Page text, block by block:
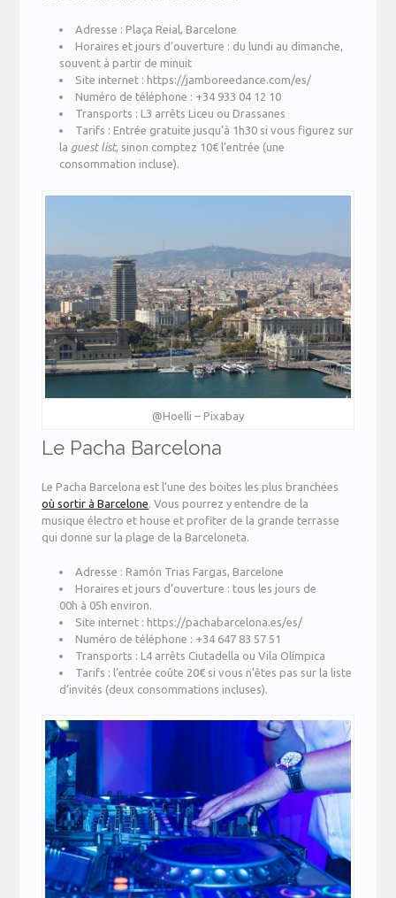
Adresse : Plaça Reial, Barcelone
Horaires et jours d’ouverture : du lundi au dimanche,
souvent à partir de minuit
Site internet : https://jamboreedance.com/es/
Numéro de téléphone : +34 933 04 12 10
Transports : L3 arrêts Liceu ou Drassanes
Tarifs : Entrée gratuite jusqu’à 1h30 si vous figurez sur
la guest list, sinon comptez 10€ l’entrée (une
consommation incluse).
@Hoelli – Pixabay
Le Pacha Barcelona
Le Pacha Barcelona est l’une des boites les plus branchées
où sortir à Barcelone. Vous pourrez y entendre de la
musique électro et house et profiter de la grande terrasse
qui donne sur la plage de la Barceloneta.
Adresse : Ramón Trias Fargas, Barcelone
Horaires et jours d’ouverture : tous les jours de
00h à 05h environ.
Site internet : https://pachabarcelona.es/es/
Numéro de téléphone : +34 647 83 57 51
Transports : L4 arrêts Ciutadella ou Vila Olímpica
Tarifs : l’entrée coûte 20€ si vous n’êtes pas sur la liste
d’invités (deux consommations incluses).